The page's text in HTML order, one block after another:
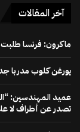
آخر المقالات
ماكرون: فرنسا طلبت
يورغن كلوب مدربا
عميد المهندسين:
تصدر عن أطراف لا